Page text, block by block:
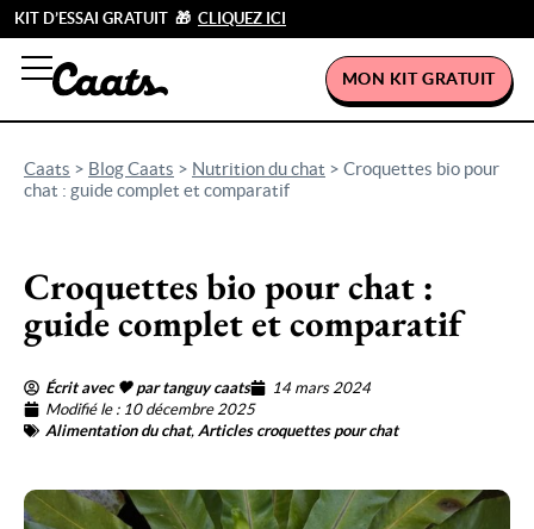
KIT D’ESSAI GRATUIT 🎁 CLIQUEZ ICI
MON KIT GRATUIT
Caats > Blog Caats > Nutrition du chat > Croquettes bio pour
chat : guide complet et comparatif
Croquettes bio pour chat :
guide complet et comparatif
Écrit avec 🖤 par tanguy caats
14 mars 2024
Modifié le : 10 décembre 2025
Alimentation du chat, Articles croquettes pour chat